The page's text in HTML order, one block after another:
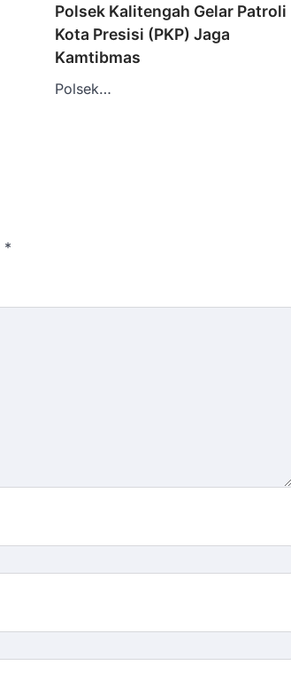
Polsek Kalitengah Gelar Patroli
Kota Presisi (PKP) Jaga
Kamtibmas
Polsek…
*